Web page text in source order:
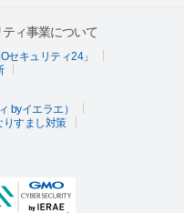
ィ事業について
セキュリティ24」
byイエラエ）
りすまし対策